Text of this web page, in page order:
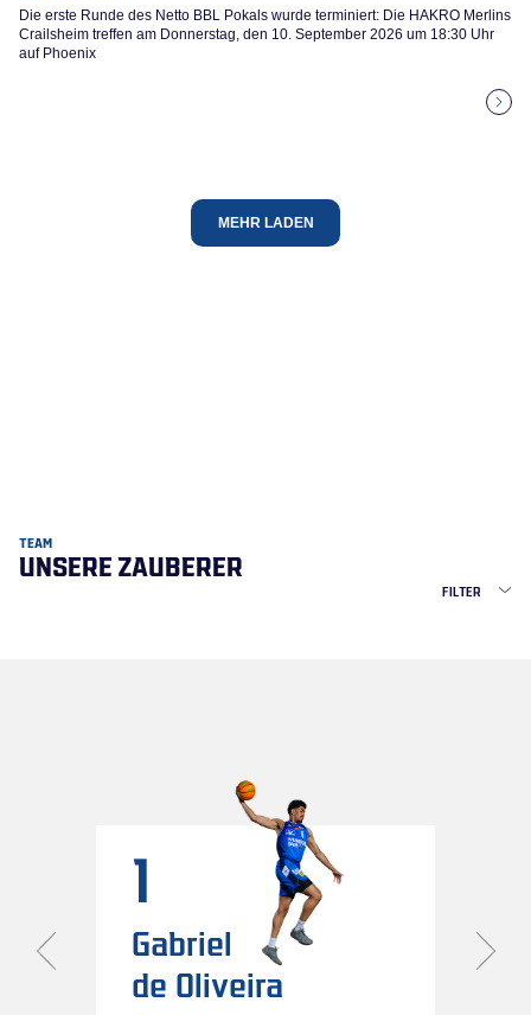
Die erste Runde des Netto BBL Pokals wurde terminiert: Die HAKRO Merlins
Crailsheim treffen am Donnerstag, den 10. September 2026 um 18:30 Uhr
auf Phoenix
MEHR LADEN
TEAM
UNSERE ZAUBERER
FILTER
1
Gabriel
de Oliveira